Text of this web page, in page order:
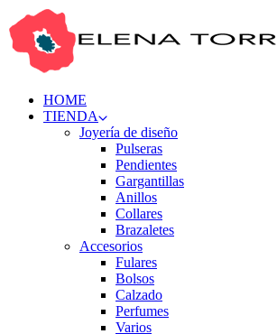
HOME
TIENDA
Joyería de diseño
Pulseras
Pendientes
Gargantillas
Anillos
Collares
Brazaletes
Accesorios
Fulares
Bolsos
Calzado
Perfumes
Varios